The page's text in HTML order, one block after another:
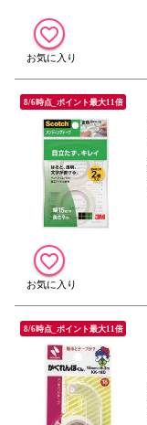
8/6時点_ポイント最大11倍
8/6時点_ポイント最大11倍